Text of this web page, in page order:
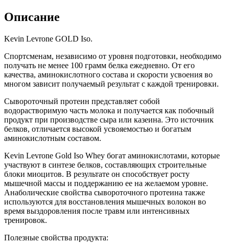
Описание
Kevin Levrone GOLD Iso.
Спортсменам, независимо от уровня подготовки, необходимо
получать не менее 100 грамм белка ежедневно. От его
качества, аминокислотного состава и скорости усвоения во
многом зависит получаемый результат с каждой тренировки.
Сывороточный протеин представляет собой
водорастворимую часть молока и получается как побочный
продукт при производстве сыра или казеина. Это источник
белков, отличается высокой усвояемостью и богатым
аминокислотным составом.
Kevin Levrone Gold Iso Whey богат аминокислотами, которые
участвуют в синтезе белков, составляющих строительные
блоки миоцитов. В результате он способствует росту
мышечной массы и поддержанию ее на желаемом уровне.
Анаболические свойства сывороточного протеина также
используются для восстановления мышечных волокон во
время выздоровления после травм или интенсивных
тренировок.
Полезные свойства продукта: